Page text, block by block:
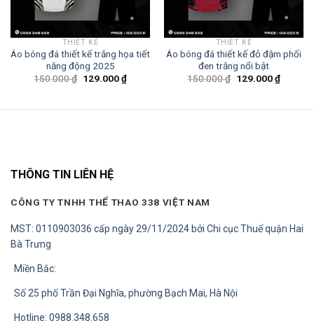
THIẾT KẾ
Áo bóng đá thiết kế trắng họa tiết
năng động 2025
150.000₫ Giá
129.000₫Giá
hiện
THIẾT KẾ
Áo bóng đá thiết kế đỏ đậm phối
đen trắng nổi bật
150.000₫ Giá
129.000₫Giá
hiện
THÔNG TIN LIÊN HỆ
CÔNG TY TNHH THỂ THAO 338 VIỆT NAM
MST: 0110903036 cấp ngày 29/11/2024 bởi Chi cục Thuế quận Hai
Bà Trưng
Miền Bắc:
Số 25 phố Trần Đại Nghĩa, phường Bạch Mai, Hà Nội
Hotline: 0988.348.658